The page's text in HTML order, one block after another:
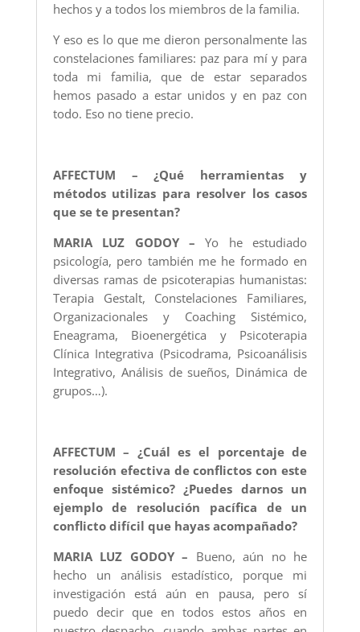
hechos y a todos los miembros de la familia.
Y eso es lo que me dieron personalmente las
constelaciones familiares: paz para mí y para
toda mi familia, que de estar separados
hemos pasado a estar unidos y en paz con
todo. Eso no tiene precio.
AFFECTUM – ¿Qué herramientas y
métodos utilizas para resolver los casos
que se te presentan?
MARIA LUZ GODOY – Yo he estudiado
psicología, pero también me he formado en
diversas ramas de psicoterapias humanistas:
Terapia Gestalt, Constelaciones Familiares,
Organizacionales y Coaching Sistémico,
Eneagrama, Bioenergética y Psicoterapia
Clínica Integrativa (Psicodrama, Psicoanálisis
Integrativo, Análisis de sueños, Dinámica de
grupos…).
AFFECTUM – ¿Cuál es el porcentaje de
resolución efectiva de conflictos con este
enfoque sistémico? ¿Puedes darnos un
ejemplo de resolución pacífica de un
conflicto difícil que hayas acompañado?
MARIA LUZ GODOY – Bueno, aún no he
hecho un análisis estadístico, porque mi
investigación está aún en pausa, pero sí
puedo decir que en todos estos años en